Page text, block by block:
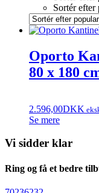
Sortér
Oporto
80 x 180
2.596,00DKK
Se mere
Vi sidder klar
Ring og få et bedre